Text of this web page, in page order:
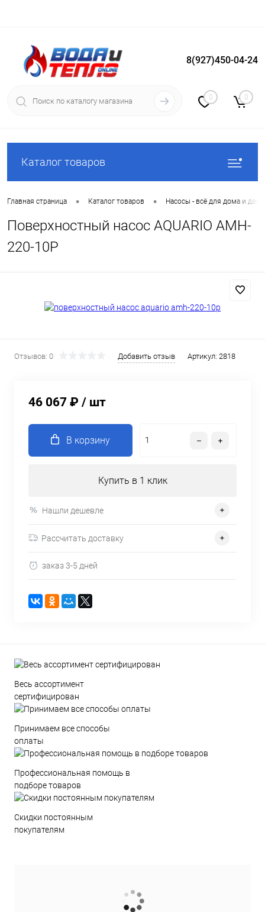
Вход Регистрация
8(927)450-04-24
0 0
Каталог товаров
Главная страница • Каталог товаров • Насосы - всё для дома и дачи
Поверхностный насос AQUARIO AMH-
220-10P
Отзывов: 0 Добавить отзыв Артикул: 2818
46 067 ₽ / шт
В корзину
Купить в 1 клик
Нашли дешевле
Рассчитать доставку
заказ 3-5 дней
Весь ассортимент
сертифицирован
Принимаем все способы
оплаты
Профессиональная помощь в
подборе товаров
Скидки постоянным
покупателям